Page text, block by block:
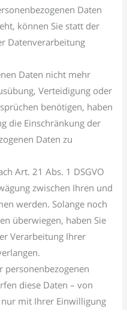
Daten
können Sie statt der
Datenverarbeitung
Daten nicht mehr
Verteidigung oder
benötigen, haben
die Einschränkung der
Daten zu
Art. 21 Abs. 1 DSGVO
zwischen Ihren und
werden. Solange noch
überwiegen, haben Sie
Verarbeitung Ihrer
personenbezogenen
diese Daten – von
nur mit Ihrer Einwilligung